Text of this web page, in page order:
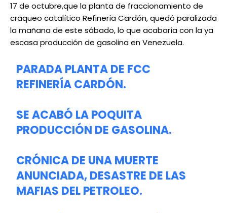
17 de octubre,que la planta de fraccionamiento de
craqueo catalítico Refinería Cardón, quedó paralizada
la mañana de este sábado, lo que acabaría con la ya
escasa producción de gasolina en Venezuela.
PARADA PLANTA DE FCC
REFINERÍA CARDÓN.
SE ACABÓ LA POQUITA
PRODUCCIÓN DE GASOLINA.
CRÓNICA DE UNA MUERTE
ANUNCIADA, DESASTRE DE LAS
MAFIAS DEL PETROLEO.